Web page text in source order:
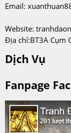
Email:
Website:
Địa chỉ:BT3A Cụm
Dịch Vụ
Fanpage